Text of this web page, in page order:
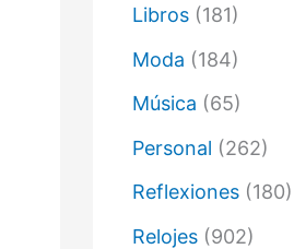
Libros (181)
Moda (184)
Música (65)
Personal (262)
Reflexiones (180)
Relojes (902)